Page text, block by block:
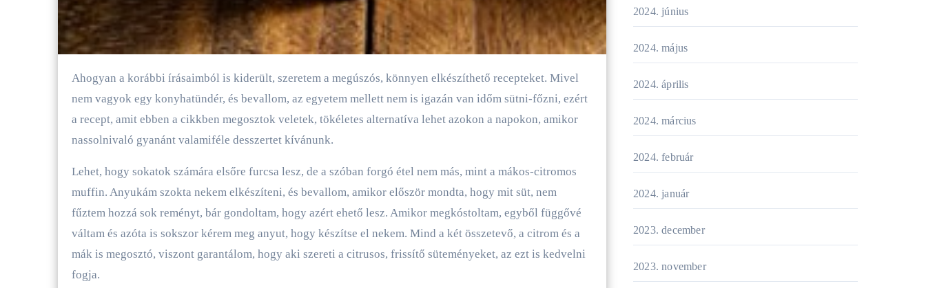
Ahogyan a korábbi írásaimból is kiderült, szeretem a megúszós, könnyen elkészíthető recepteket. Mivel
nem vagyok egy konyhatündér, és bevallom, az egyetem mellett nem is igazán van időm sütni-főzni, ezért
a recept, amit ebben a cikkben megosztok veletek, tökéletes alternatíva lehet azokon a napokon, amikor
nassolnivaló gyanánt valamiféle desszertet kívánunk.
Lehet, hogy sokatok számára elsőre furcsa lesz, de a szóban forgó étel nem más, mint a mákos-citromos
muffin. Anyukám szokta nekem elkészíteni, és bevallom, amikor először mondta, hogy mit süt, nem
fűztem hozzá sok reményt, bár gondoltam, hogy azért ehető lesz. Amikor megkóstoltam, egyből függővé
váltam és azóta is sokszor kérem meg anyut, hogy készítse el nekem. Mind a két összetevő, a citrom és a
mák is megosztó, viszont garantálom, hogy aki szereti a citrusos, frissítő süteményeket, az ezt is kedvelni
fogja.
2024. június
2024. május
2024. április
2024. március
2024. február
2024. január
2023. december
2023. november